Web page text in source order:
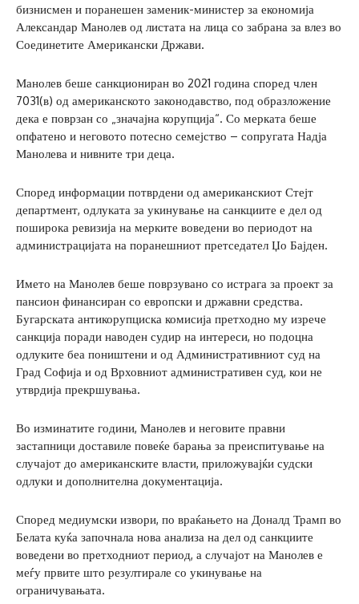
бизнисмен и поранешен заменик-министер за економија
Александар Манолев од листата на лица со забрана за влез во
Соединетите Американски Држави.
Манолев беше санкциониран во 2021 година според член
7031(в) од американското законодавство, под образложение
дека е поврзан со „значајна корупција“. Со мерката беше
опфатено и неговото потесно семејство – сопругата Надја
Манолева и нивните три деца.
Според информации потврдени од американскиот Стејт
департмент, одлуката за укинување на санкциите е дел од
поширока ревизија на мерките воведени во периодот на
администрацијата на поранешниот претседател Џо Бајден.
Името на Манолев беше поврзувано со истрага за проект за
пансион финансиран со европски и државни средства.
Бугарската антикорупциска комисија претходно му изрече
санкција поради наводен судир на интереси, но подоцна
одлуките беа поништени и од Административниот суд на
Град Софија и од Врховниот административен суд, кои не
утврдија прекршувања.
Во изминатите години, Манолев и неговите правни
застапници доставиле повеќе барања за преиспитување на
случајот до американските власти, приложувајќи судски
одлуки и дополнителна документација.
Според медиумски извори, по враќањето на Доналд Трамп во
Белата куќа започнала нова анализа на дел од санкциите
воведени во претходниот период, а случајот на Манолев е
меѓу првите што резултирале со укинување на
ограничувањата.